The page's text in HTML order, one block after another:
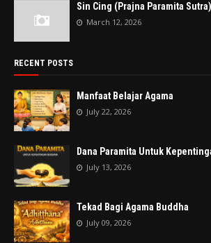
Sin Cing (Prajna Paramita Sutra)
March 12, 2026
RECENT POSTS
Manfaat Belajar Agama
July 22, 2026
Dana Paramita Untuk
July 13, 2026
Tekad Bagi Agama Buddha
July 09, 2026